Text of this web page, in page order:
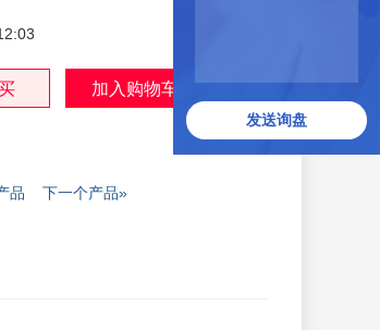
品 下一个产品»
发送询盘